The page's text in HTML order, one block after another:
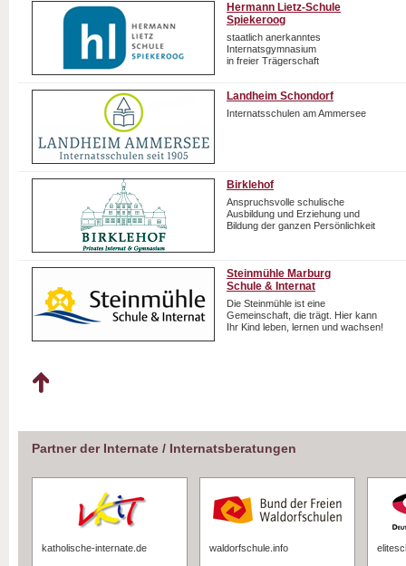
Hermann Lietz-Schule
Spiekeroog
staatlich anerkanntes
Internatsgymnasium
in freier Trägerschaft
Landheim Schondorf
Internatsschulen am Ammersee
Birklehof
Anspruchsvolle schulische
Ausbildung und Erziehung und
Bildung der ganzen Persönlichkeit
Steinmühle Marburg
Schule & Internat
Die Steinmühle ist eine
Gemeinschaft, die trägt. Hier kann
Ihr Kind leben, lernen und wachsen!
Partner der Internate / Internatsberatungen
katholische-internate.de
waldorfschule.info